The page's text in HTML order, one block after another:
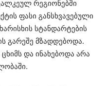
რეგიონებში
ფასი განსხვავებული
სტანდარტების
გარეშე მზადდებოდა.
და ინახებოდა არა